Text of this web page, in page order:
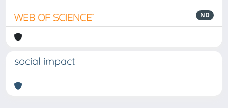
ND
social impact